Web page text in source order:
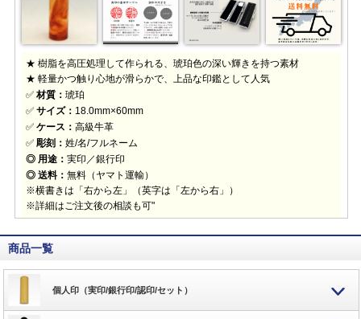
★ 樹脂を高圧処理して作られる、琥珀色の深い輝きを持つ素材
★ 軽量かつ触り心地が滑らかで、上品な印鑑として人気
✅ 材質： 琥珀
✅ サイズ： 18.0mm×60mm
✅ ケース： 高級牛革
✅ 彫刻： 姓/名/フルネーム
◎ 用途： 実印／銀行印
◎ 送料： 無料（ヤマト運輸）
※横書きは「右から左」（英字は「左から右」）
※詳細はご注文後の相談も可"
商品一覧
個人印（実印/銀行印/認印/セット）